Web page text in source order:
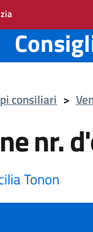
consiliari >
nr.
Tonon